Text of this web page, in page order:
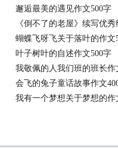
邂逅最美的遇见作文500字
《倒不了的老屋》续写优
蝴蝶飞呀飞关于落叶的作文
叶子树叶的自述作文500字
我敬佩的人我们班的班长作
会飞的兔子童话故事作文
我有一个梦想关于梦想的作